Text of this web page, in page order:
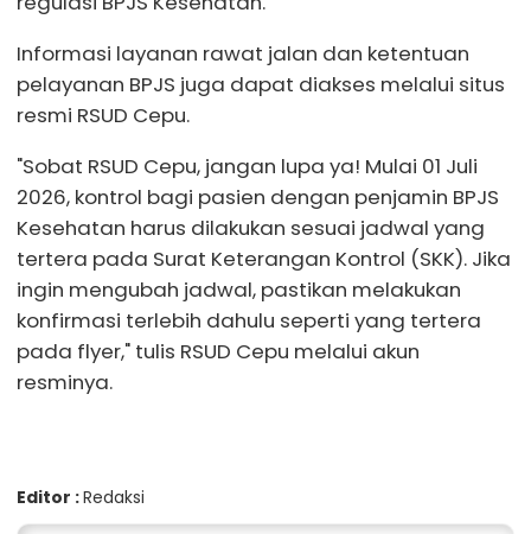
Informasi layanan rawat jalan dan ketentuan
pelayanan BPJS juga dapat diakses melalui situs
resmi RSUD Cepu.
"Sobat RSUD Cepu, jangan lupa ya! Mulai 01 Juli
2026, kontrol bagi pasien dengan penjamin BPJS
Kesehatan harus dilakukan sesuai jadwal yang
tertera pada Surat Keterangan Kontrol (SKK). Jika
ingin mengubah jadwal, pastikan melakukan
konfirmasi terlebih dahulu seperti yang tertera
pada flyer," tulis RSUD Cepu melalui akun
resminya.
Editor :Redaksi